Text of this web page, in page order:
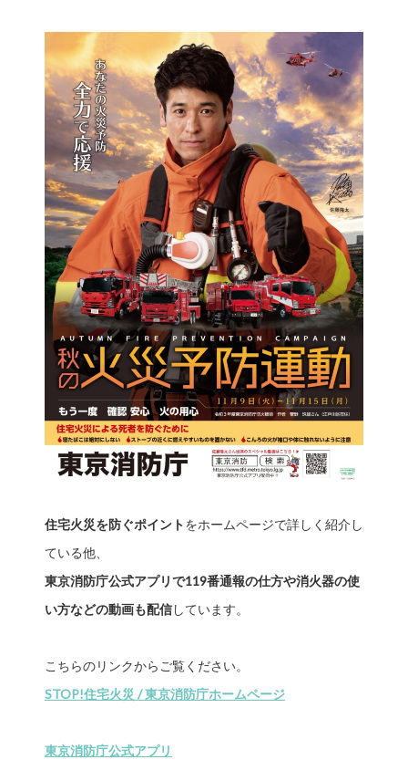
住宅火災を防ぐポイントをホームページで詳しく紹介し
ている他、
東京消防庁公式アプリで119番通報の仕方や消火器の使
い方などの動画も配信しています。
こちらのリンクからご覧ください。
STOP!住宅火災 / 東京消防庁ホームページ
東京消防庁公式アプリ